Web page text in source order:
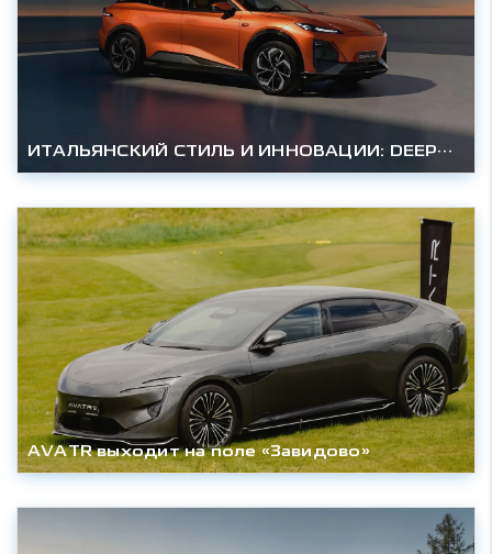
ИТАЛЬЯНСКИЙ СТИЛЬ И ИННОВАЦИИ: DEEPAL S07 – КОМПЛЕКТАЦИЯ «ТЕХНО» ДЛЯ РОССИЙСКИХ ДОРОГ
AVATR выходит на поле «Завидово»